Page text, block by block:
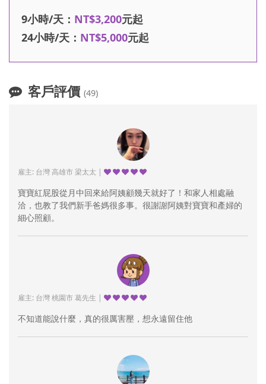
9小時/天： NT$3,200元起
24小時/天： NT$5,000元起
客戶評價 (49)
雇主: 台灣 高雄市 梁太太 |
寶寶紅屁股從月中回來給阿姨顧幾天就好了！和家人相處融
洽，也教了我們新手爸媽很多事。很謝謝阿姨對寶寶和產婦的
細心照顧。
雇主: 台灣 桃園市 葛先生 |
不知道能說什麼，真的很厲害壓，想永遠留住他